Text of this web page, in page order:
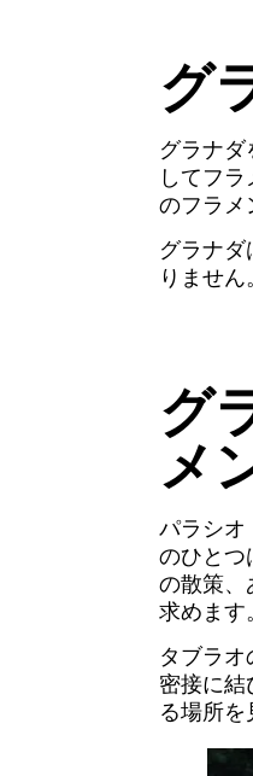
グ
グラナ
してフ
のフラメ
グラナ
りませ
グ
メ
パラシオ
のひとつ
の散策、
求めます。
タブラ
密接に結
る場所を